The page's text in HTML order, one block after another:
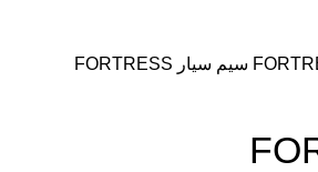
سیم سیار FORTRESS